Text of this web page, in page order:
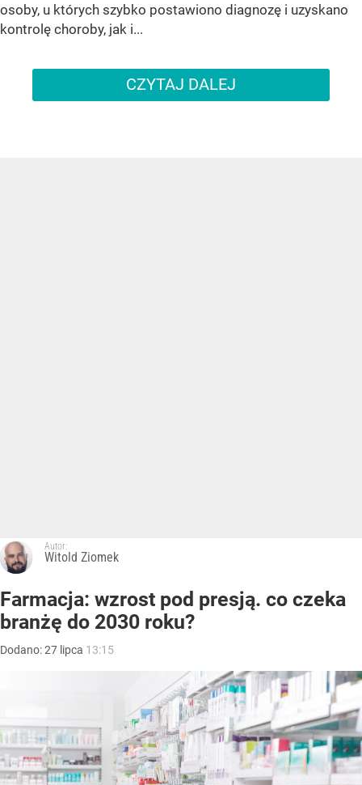
osoby, u których szybko postawiono diagnozę i uzyskano
kontrolę choroby, jak i...
CZYTAJ DALEJ
Autor:
Witold Ziomek
Farmacja: wzrost pod presją. co czeka
branżę do 2030 roku?
Dodano:27 lipca 13:15